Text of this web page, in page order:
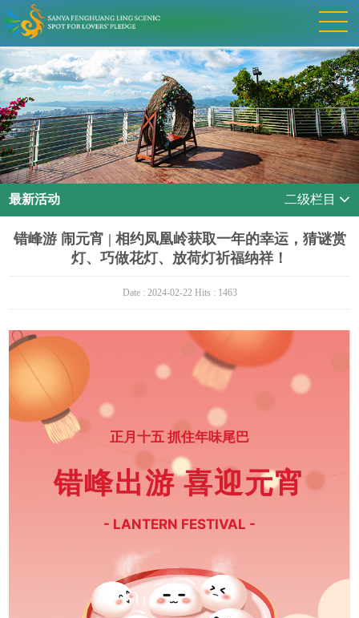
最新活动 二级栏目
错峰游 闹元宵 | 相约凤凰岭获取一年的幸运，猜谜赏
灯、巧做花灯、放荷灯祈福纳祥！
Date : 2024-02-22 Hits : 1463
正月十五 抓住年味尾巴
错峰出游喜迎元宵
- LANTERN FESTIVAL -